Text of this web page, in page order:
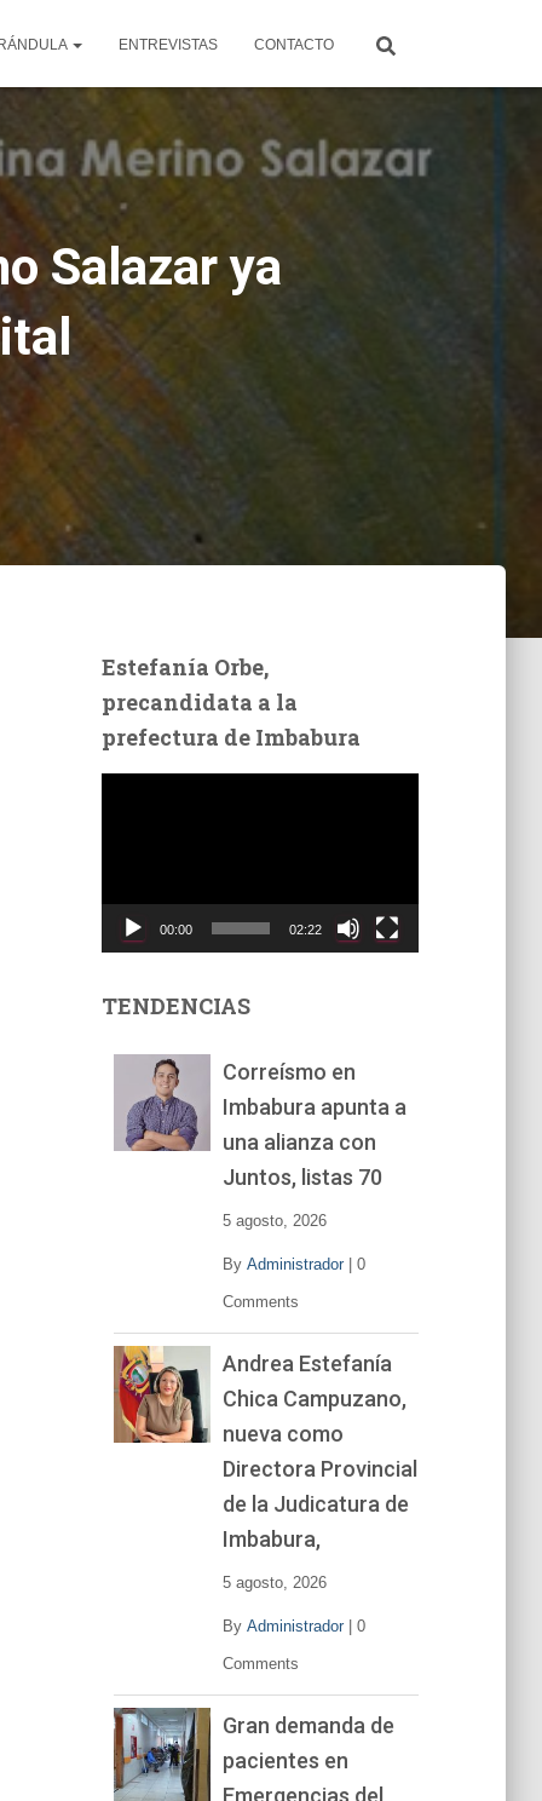
ENTREVISTAS CONTACTO
Salazar ya
Estefanía Orbe,
precandidata a la
prefectura de Imbabura
t
00:00 02:22
TENDENCIAS
Correísmo en
Imbabura apunta a
una alianza con
Juntos, listas 70
5 agosto, 2026
By Administrador| 0
Comments
Andrea Estefanía
Chica Campuzano,
nueva como
Directora Provincial
de la Judicatura de
Imbabura,
5 agosto, 2026
By Administrador| 0
Comments
Gran demanda de
pacientes en
Emergencias del